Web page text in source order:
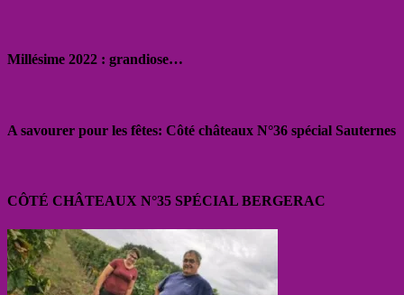
Millésime 2022 : grandiose…
A savourer pour les fêtes: Côté châteaux N°36 spécial Sauternes
CÔTÉ CHÂTEAUX N°35 SPÉCIAL BERGERAC